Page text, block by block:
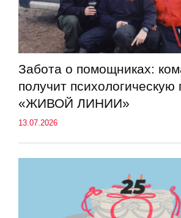
Забота о помощниках:
получит психологическую
«ЖИВОЙ ЛИНИИ»
13.07.2026